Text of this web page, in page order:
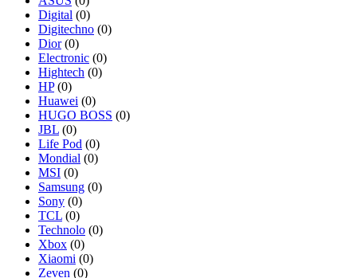
Digital (0)
Digitechno (0)
Dior (0)
Electronic (0)
Hightech (0)
HP (0)
Huawei (0)
HUGO BOSS (0)
JBL (0)
Life Pod (0)
Mondial (0)
MSI (0)
Samsung (0)
Sony (0)
TCL (0)
Technolo (0)
Xbox (0)
Xiaomi (0)
Zeven (0)